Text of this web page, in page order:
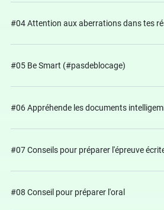
#04 Attention aux aberrations dans tes
#05 Be Smart (#pasdeblocage)
#06 Appréhende les documents
#07 Conseils pour préparer l'épreuve
#08 Conseil pour préparer l'oral